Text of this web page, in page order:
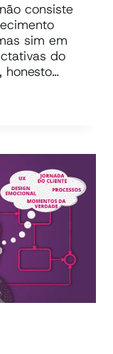
consiste
sim em
do
honesto…